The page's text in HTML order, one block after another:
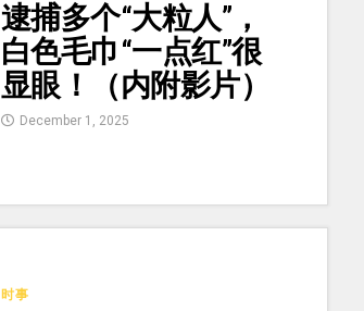
逮捕多个“大粒人”，
白色毛巾“一点红”很
显眼！（内附影片）
December 1, 2025
时事